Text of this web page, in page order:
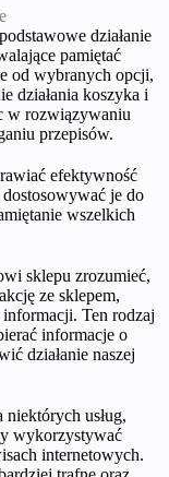
działanie
pamiętać
od wybranych opcji,
działania koszyka i
w rozwiązywaniu
przepisów.
efektywność
je do
wszelkich
sklepu zrozumieć,
ze sklepem,
Ten rodzaj
informacje o
działanie naszej
usług,
wykorzystywać
internetowych.